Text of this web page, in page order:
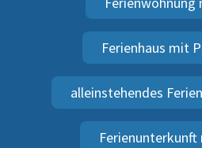
Ferienhaus mit
alleinstehendes